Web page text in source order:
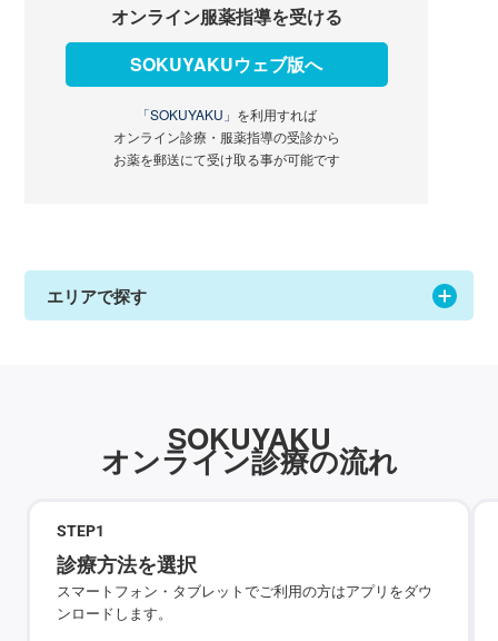
オンライン服薬指導を受ける
SOKUYAKUウェブ版へ
「SOKUYAKU」 を利用すれば
オンライン診療・服薬指導の受診から
お薬を郵送にて受け取る事が可能です
エリアで探す
SOKUYAKU
オンライン診療の流れ
STEP1
診療方法を選択
スマートフォン・タブレットでご利用の方はアプリをダウ
ンロードします。